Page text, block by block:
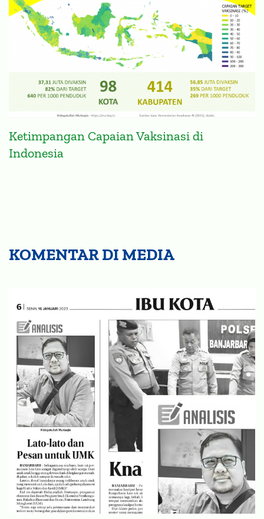
Ketimpangan Capaian Vaksinasi di
Indonesia
KOMENTAR DI MEDIA